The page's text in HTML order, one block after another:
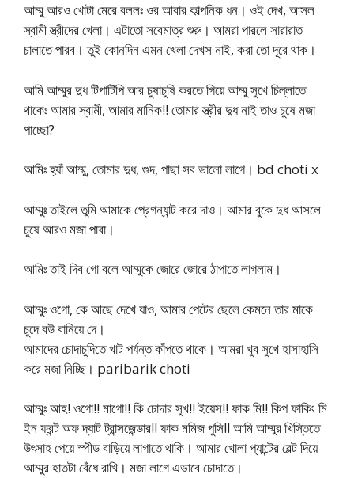
আম্মু আরও খোটা মেরে বললঃ ওর আবার কাল্পনিক ধন। ওই দেখ, আসল
স্বামী স্ত্রীদের খেলা। এটাতো সবেমাত্র শুরু। আমরা পারলে সারারাত
চালাতে পারব। তুই কোনদিন এমন খেলা দেখস নাই, করা তো দূরে থাক।
আমি আম্মুর দুধ টিপাটিপি আর চুষাচুষি করতে গিয়ে আম্মু সুখে চিল্লাতে
থাকেঃ আমার স্বামী, আমার মানিক!! তোমার স্ত্রীর দুধ নাই তাও চুষে মজা
পাচ্ছো?
আমিঃ হ্যাঁ আম্মু, তোমার দুধ, গুদ, পাছা সব ভালো লাগে। bd choti x
আম্মুঃ তাইলে তুমি আমাকে প্রেগন্যান্ট করে দাও। আমার বুকে দুধ আসলে
চুষে আরও মজা পাবা।
আমিঃ তাই দিব গো বলে আম্মুকে জোরে জোরে ঠাপাতে লাগলাম।
আম্মুঃ ওগো, কে আছে দেখে যাও, আমার পেটের ছেলে কেমনে তার মাকে
চুদে বউ বানিয়ে দে।
আমাদের চোদাচুদিতে খাট পর্যন্ত কাঁপতে থাকে। আমরা খুব সুখে হাসাহাসি
করে মজা নিচ্ছি। paribarik choti
আম্মুঃ আহ! ওগো!! মাগো!! কি চোদার সুখ!! ইয়েস!! ফাক মি!! কিপ ফাকিং মি
ইন ফ্রন্ট অফ দ্যাট ট্রান্সজেন্ডার!! ফাক মমিজ পুসি!! আমি আম্মুর খিস্তিতে
উৎসাহ পেয়ে স্পীড বাড়িয়ে লাগাতে থাকি। আমার খোলা প্যান্টের বেল্ট দিয়ে
আম্মুর হাতটা বেঁধে রাখি। মজা লাগে এভাবে চোদাতে।